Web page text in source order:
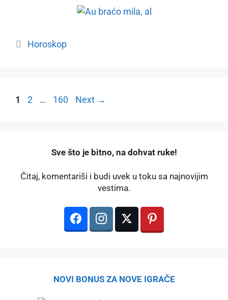
Categories
Horoskop
Page
1 Page
2 … Page
160 Next →
️Sve što je bitno, na dohvat ruke!
Čitaj, komentariši i budi uvek u toku sa najnovijim
vestima.
NOVI BONUS ZA NOVE IGRAČE